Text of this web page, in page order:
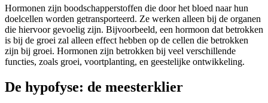
Hormonen zijn boodschapperstoffen die door het bloed naar hun
doelcellen worden getransporteerd. Ze werken alleen bij de organen
die hiervoor gevoelig zijn. Bijvoorbeeld, een hormoon dat betrokken
is bij de groei zal alleen effect hebben op de cellen die betrokken
zijn bij groei. Hormonen zijn betrokken bij veel verschillende
functies, zoals groei, voortplanting, en geestelijke ontwikkeling.
De hypofyse: de meesterklier